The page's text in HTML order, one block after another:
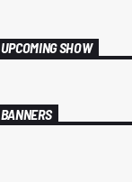
UPCOMING SHOW
BANNERS